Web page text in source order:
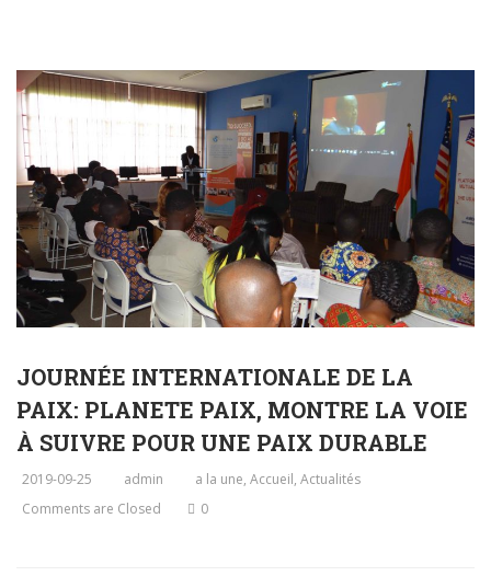
JOURNÉE INTERNATIONALE DE LA
PAIX: PLANETE PAIX, MONTRE LA VOIE
À SUIVRE POUR UNE PAIX DURABLE
2019-09-25 admin a la une, Accueil, Actualités
Comments are Closed
0